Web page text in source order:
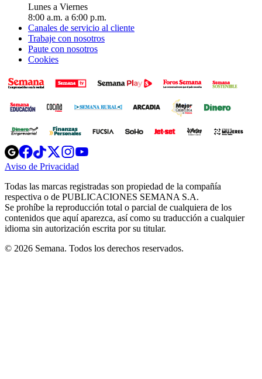
Lunes a Viernes
8:00 a.m. a 6:00 p.m.
Canales de servicio al cliente
Trabaje con nosotros
Paute con nosotros
Cookies
Opens
in
new
Opens
in
new
Opens
in
new
window
Opens
new
windowwindow
Aviso de Privacidad
new
window
Todas las marcas registradas son propiedad de la compañía
respectiva o de PUBLICACIONES SEMANA S.A.
Se prohíbe la reproducción total o parcial de cualquiera de los
contenidos que aquí aparezca, así como su traducción a cualquier
idioma sin autorización escrita por su titular.
© 2026 Semana. Todos los derechos reservados.